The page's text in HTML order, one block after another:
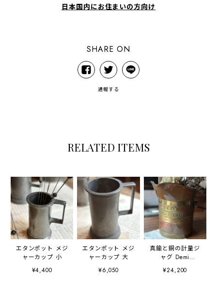
日本国内にお住まいの方向け
SHARE ON
通報する
RELATED ITEMS
エタンポット メジ
ャーカップ 小
¥4,400
エタンポット メジ
ャーカップ 大
¥6,050
真鍮と銅の計量ジ
ャグ Demi
Decalitre メジャ
ーカップ
¥24,200